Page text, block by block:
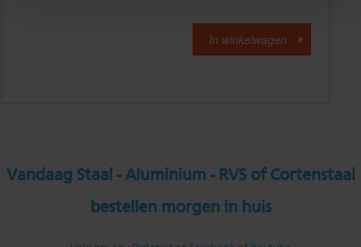
Vandaag Staal - Aluminium - RVS of Cortenstaal
bestellen morgen in huis